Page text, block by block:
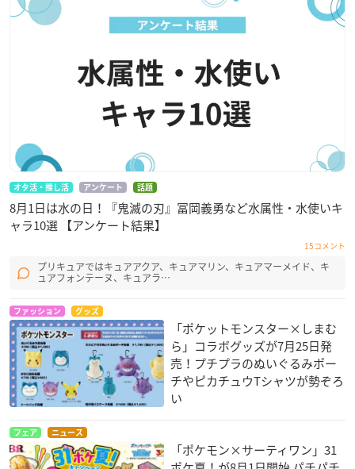
オタ活・推し活 アンケート 話題
8月1日は水の日！『鬼滅の刃』冨岡義勇など水属性・水使いキ
ャラ10選 【アンケート結果】
15コメント
プリキュアではキュアアクア、キュアマリン、キュアマーメイド、キ
ュアフォンテーヌ、キュアラ…
ファッション グッズ
「ポケットモンスター×しまむ
ら」コラボグッズが7月25日発
売！プチプラのぬいぐるみポー
チやピカチュウTシャツが勢ぞろ
い
フェア ニュース
「ポケモン×サーティワン」31